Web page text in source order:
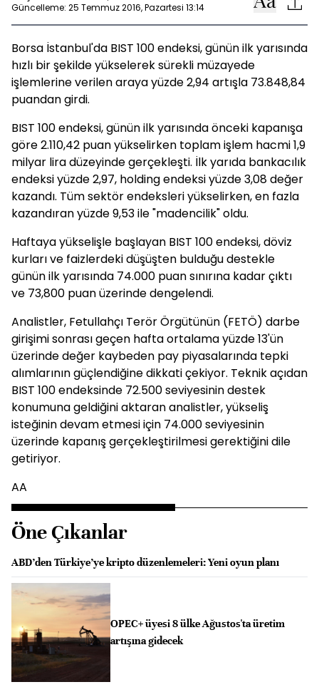
Güncelleme: 25 Temmuz 2016, Pazartesi 13:14
Borsa İstanbul'da BIST 100 endeksi, günün ilk yarısında
hızlı bir şekilde yükselerek sürekli müzayede
işlemlerine verilen araya yüzde 2,94 artışla 73.848,84
puandan girdi.
BIST 100 endeksi, günün ilk yarısında önceki kapanışa
göre 2.110,42 puan yükselirken toplam işlem hacmi 1,9
milyar lira düzeyinde gerçekleşti. İlk yarıda bankacılık
endeksi yüzde 2,97, holding endeksi yüzde 3,08 değer
kazandı. Tüm sektör endeksleri yükselirken, en fazla
kazandıran yüzde 9,53 ile "madencilik" oldu.
Haftaya yükselişle başlayan BIST 100 endeksi, döviz
kurları ve faizlerdeki düşüşten bulduğu destekle
günün ilk yarısında 74.000 puan sınırına kadar çıktı
ve 73,800 puan üzerinde dengelendi.
Analistler, Fetullahçı Terör Örgütünün (FETÖ) darbe
girişimi sonrası geçen hafta ortalama yüzde 13'ün
üzerinde değer kaybeden pay piyasalarında tepki
alımlarının güçlendiğine dikkati çekiyor. Teknik açıdan
BIST 100 endeksinde 72.500 seviyesinin destek
konumuna geldiğini aktaran analistler, yükseliş
isteğinin devam etmesi için 74.000 seviyesinin
üzerinde kapanış gerçekleştirilmesi gerektiğini dile
getiriyor.
AA
Öne Çıkanlar
ABD’den Türkiye’ye kripto düzenlemeleri: Yeni oyun planı
OPEC+ üyesi 8 ülke Ağustos'ta üretim
artışına gidecek